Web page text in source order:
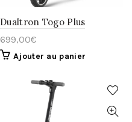
Dualtron Togo Plus
699,00€
Ajouter au panier